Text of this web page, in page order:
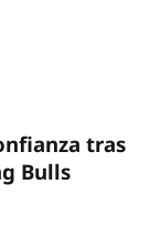
tras
Bulls